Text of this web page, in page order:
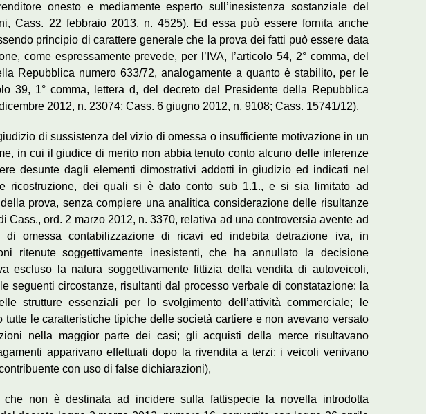
onesto e mediamente esperto sull’inesistenza sostanziale del
Cass. 22 febbraio 2013, n. 4525). Ed essa può essere fornita anche
principio di carattere generale che la prova dei fatti può essere data
come espressamente prevede, per l’IVA, l’articolo 54, 2° comma, del
Repubblica numero 633/72, analogamente a quanto è stabilito, per le
39, 1° comma, lettera d, del decreto del Presidente della Repubblica
2012, n. 23074; Cass. 6 giugno 2012, n. 9108; Cass. 15741/12).
di sussistenza del vizio di omessa o insufficiente motivazione in un
in cui il giudice di merito non abbia tenuto conto alcuno delle inferenze
desunte dagli elementi dimostrativi addotti in giudizio ed indicati nel
ricostruzione, dei quali si è dato conto sub 1.1., e si sia limitato ad
prova, senza compiere una analitica considerazione delle risultanze
Cass., ord. 2 marzo 2012, n. 3370, relativa ad una controversia avente ad
di omessa contabilizzazione di ricavi ed indebita detrazione iva, in
ritenute soggettivamente inesistenti, che ha annullato la decisione
escluso la natura soggettivamente fittizia della vendita di autoveicoli,
seguenti circostanze, risultanti dal processo verbale di constatazione: la
strutture essenziali per lo svolgimento dell’attività commerciale; le
tutte le caratteristiche tipiche delle società cartiere e non avevano versato
nella maggior parte dei casi; gli acquisti della merce risultavano
apparivano effettuati dopo la rivendita a terzi; i veicoli venivano
con uso di false dichiarazioni),
che non è destinata ad incidere sulla fattispecie la novella introdotta